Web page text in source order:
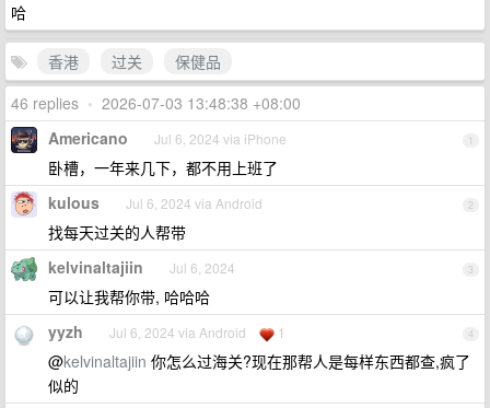
哈
香港 过关
保健品
46 replies • 2026-07-03 13:48:38 +08:00
1
Americano Jul 6, 2024 via iPhone
卧槽，一年来几下，都不用上班了
2
kulous Jul 6, 2024 via Android
找每天过关的人帮带
3
kelvinaltajiin Jul 6, 2024
可以让我帮你带, 哈哈哈
4
yyzh Jul 6, 2024 via Android 1
@kelvinaltajiin 你怎么过海关?现在那帮人是每样东西都查,疯了
似的